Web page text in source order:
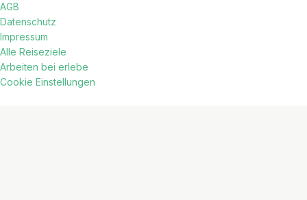
AGB
Datenschutz
Impressum
Alle Reiseziele
Arbeiten bei erlebe
Cookie Einstellungen